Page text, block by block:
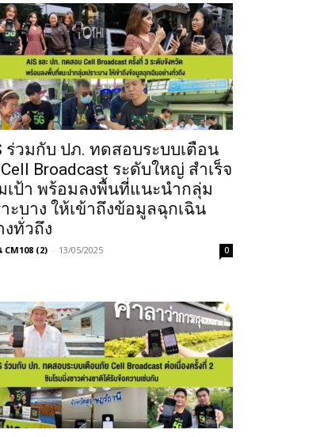
ร่วมกับ ปภ. ทดสอบระบบเตือน
Broadcast ระดับใหญ่ สำเร็จ
เป้า พร้อมลงพื้นที่แนะนำกลุ่ม
าะบาง ให้เข้าถึงข้อมูลฉุกเฉิน
งทั่วถึง
CM108 (2) - 13/05/2025 0